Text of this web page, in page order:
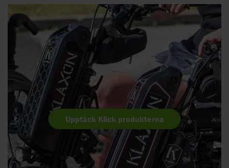
Upptäck Klick produkterna